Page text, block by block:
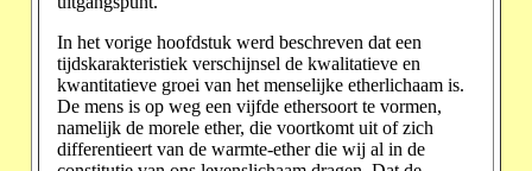
In het vorige hoofdstuk werd beschreven dat een
tijdskarakteristiek verschijnsel de kwalitatieve en
kwantitatieve groei van het menselijke etherlichaam is.
De mens is op weg een vijfde ethersoort te vormen,
namelijk de morele ether, die voortkomt uit of zich
differentieert van de warmte-ether die wij al in de